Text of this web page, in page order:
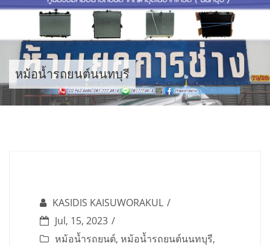
Skip
หม้อน้ำรถยนต์นนทบุรี
KASIDIS KAISUWORAKUL
Jul, 15, 2023
หม้อน้ำรถยนต์, หม้อน้ำรถยนต์นนทบุรี,